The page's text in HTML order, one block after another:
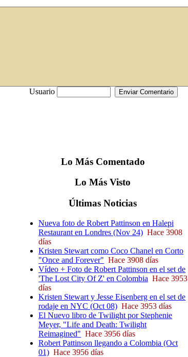
Usuario
Lo MásComentado
LoMás Visto
Últimas Noticias
Nueva foto de Robert Pattinson en Halepi
Restaurant en Londres (Nov 24) Hace 3908
días
Kristen Stewart como Coco Chanel en Corto
"Once and Forever" Hace 3908 días
Vídeo + Foto de Robert Pattinson en el set de
'The Lost City Of Z' en Colombia Hace 3953
días
Kristen Stewart y Jesse Eisenberg en el set de
rodaje en NYC (Oct 08) Hace 3953 días
El Nuevo libro de Twilight por Stephenie
Meyer, "Life and Death: Twilight
Reimagined" Hace 3956 días
Robert Pattinson llegando a Colombia (Oct
01) Hace 3956 días